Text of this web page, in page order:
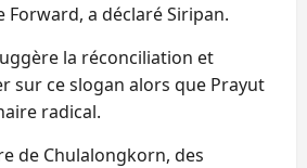
Forward, a déclaré Siripan.
la réconciliation et
sur ce slogan alors que Prayut
radical.
de Chulalongkorn, des